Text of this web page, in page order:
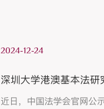
2024-12-24
深圳大学港澳基本法
近日，中国法学会官网公